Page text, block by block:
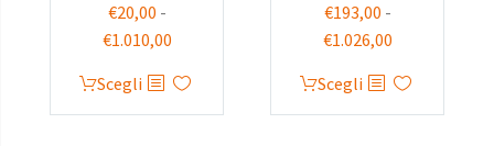
€20,00 -
€1.010,00
Scegli
€193,00 -
€1.026,00
Scegli